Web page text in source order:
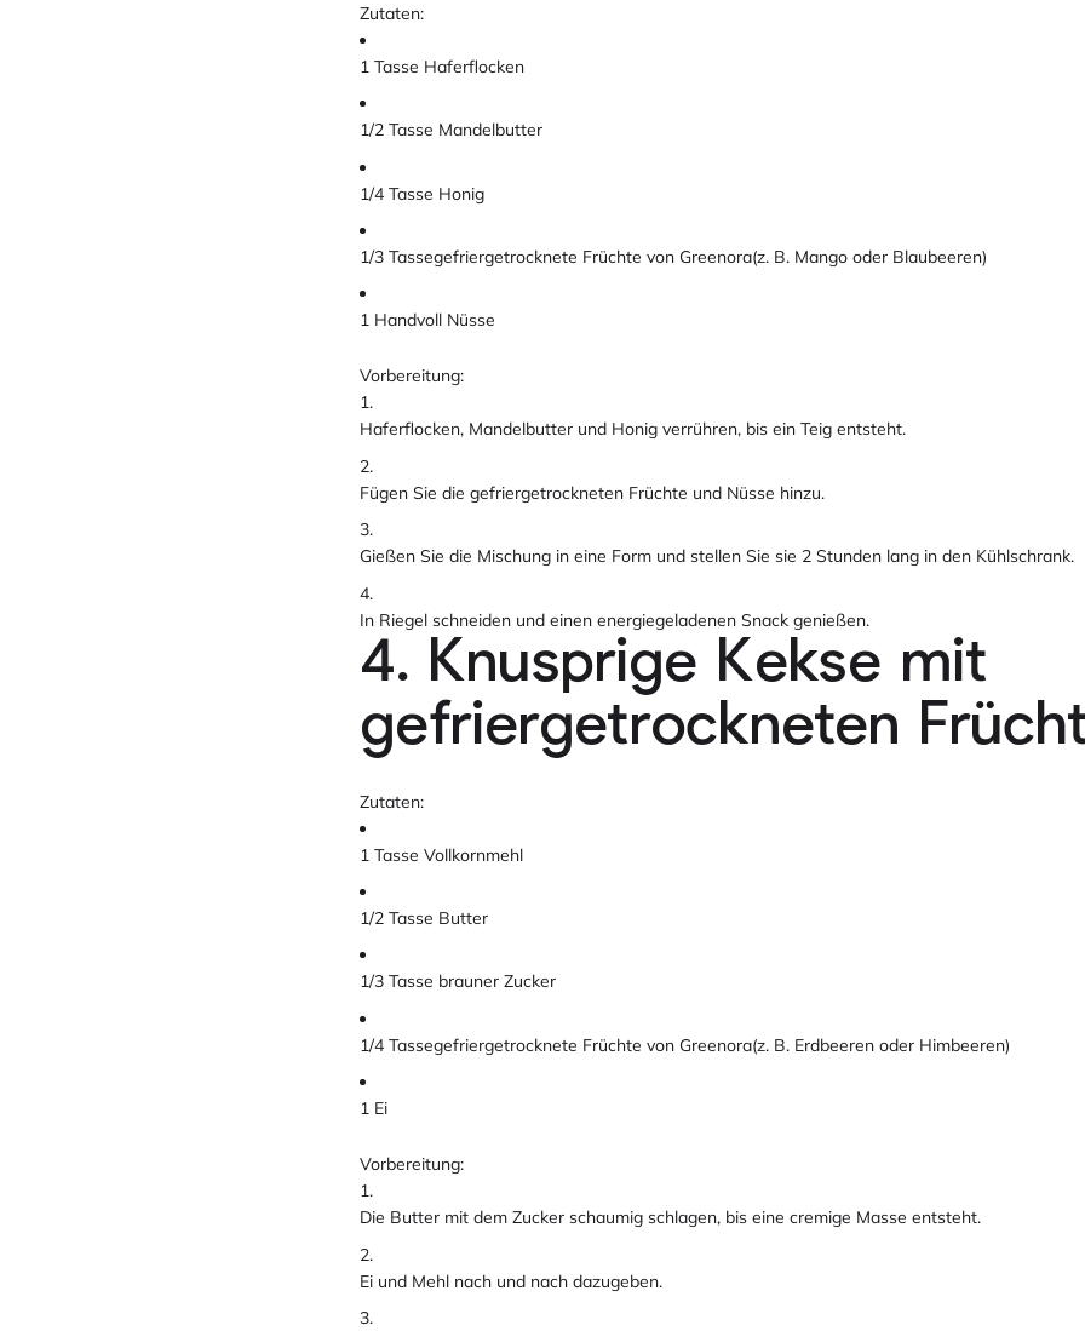
Zutaten:
1 Tasse Haferflocken
1/2 Tasse Mandelbutter
1/4 Tasse Honig
1/3 Tassegefriergetrocknete Früchte von Greenora(z. B. Mango oder Blaubeeren)
1 Handvoll Nüsse
Vorbereitung:
Haferflocken, Mandelbutter und Honig verrühren, bis ein Teig entsteht.
Fügen Sie die gefriergetrockneten Früchte und Nüsse hinzu.
Gießen Sie die Mischung in eine Form und stellen Sie sie 2 Stunden lang in den Kühlschrank.
In Riegel schneiden und einen energiegeladenen Snack genießen.
4. Knusprige Kekse mit
gefriergetrockneten
Zutaten:
1 Tasse Vollkornmehl
1/2 Tasse Butter
1/3 Tasse brauner Zucker
1/4 Tassegefriergetrocknete Früchte von Greenora(z. B. Erdbeeren oder Himbeeren)
1 Ei
Vorbereitung:
Die Butter mit dem Zucker schaumig schlagen, bis eine cremige Masse entsteht.
Ei und Mehl nach und nach dazugeben.